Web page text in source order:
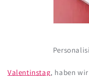
Valentinstag, haben